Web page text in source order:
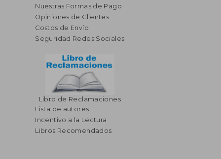
Nuestras Formas de Pago
Opiniones de Clientes
Costos de Envío
Seguridad Redes Sociales
Libro de Reclamaciones
Lista de autores
Incentivo a la Lectura
Libros Recomendados